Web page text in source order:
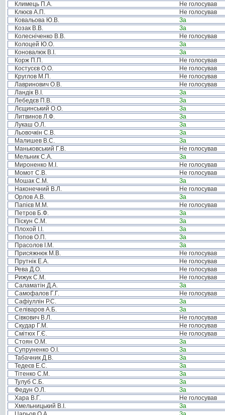
Климець П.А.
Не голосував
Клюєв А.П.
Не голосував
Ковальова Ю.В.
За
Козак В.В.
За
Колесніченко В.В.
Не голосував
Колоцей Ю.О.
За
Коновалюк В.І.
За
Корж П.П.
Не голосував
Костусєв О.О.
Не голосував
Круглов М.П.
Не голосував
Лавринович О.В.
Не голосував
Ландік В.І.
За
Лебедєв П.В.
За
Лєщинський О.О.
За
Литвинов Л.Ф.
За
Лукаш О.Л.
За
Льовочкін С.В.
За
Малишев В.С.
За
Маньковський Г.В.
Не голосував
Мельник С.А.
За
Мироненко М.І.
Не голосував
Момот С.В.
Не голосував
Мошак С.М.
За
Наконечний В.Л.
Не голосував
Орлов А.В.
За
Папієв М.М.
Не голосував
Петров Б.Ф.
За
Піскун С.М.
За
Плохой І.І.
За
Попов О.П.
За
Прасолов І.М.
За
Присяжнюк М.В.
Не голосував
Прутнік Е.А.
Не голосував
Рева Д.О.
Не голосував
Рижук С.М.
Не голосував
Саламатін Д.А.
За
Самофалов Г.Г.
Не голосував
Сафіуллін Р.С.
За
Селіваров А.Б.
За
Сівкович В.Л.
Не голосував
Скудар Г.М.
Не голосував
Смітюх Г.Є.
Не голосував
Стоян О.М.
За
Супруненко О.І.
За
Табачник Д.В.
За
Тедеєв Е.С.
За
Тітенко С.М.
За
Тулуб С.Б.
За
Федун О.Л.
За
Хара В.Г.
Не голосував
Хмельницький В.І.
За